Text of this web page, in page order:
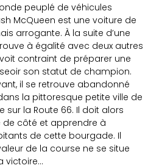
peuplé de véhicules
McQueen est une voiture de
arrogante. À la suite d’une
à égalité avec deux autres
contraint de préparer une
son statut de champion.
il se retrouve abandonné
la pittoresque petite ville de
sur la Route 66. Il doit alors
côté et apprendre à
de cette bourgade. Il
de la course ne se situe
victoire…